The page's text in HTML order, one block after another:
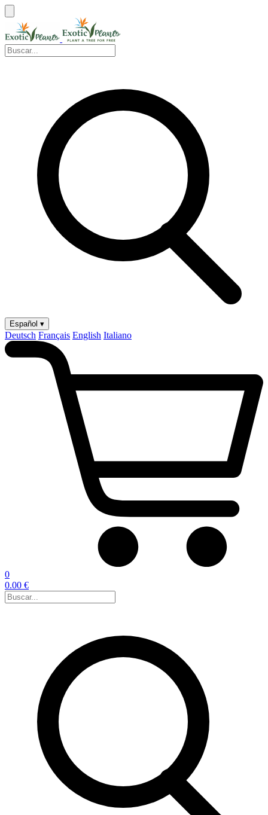
Español ▾
Deutsch Français English Italiano
0
0.00 €